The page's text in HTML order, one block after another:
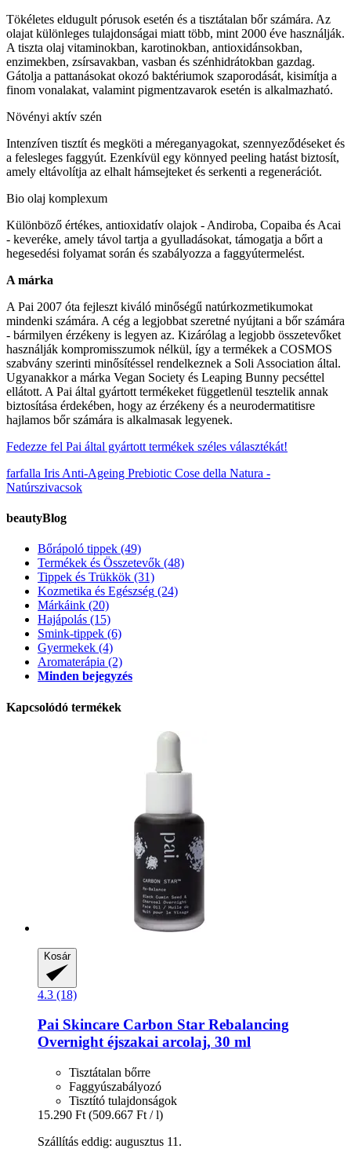
Tökéletes eldugult pórusok esetén és a tisztátalan bőr számára. Az
olajat különleges tulajdonságai miatt több, mint 2000 éve használják.
A tiszta olaj vitaminokban, karotinokban, antioxidánsokban,
enzimekben, zsírsavakban, vasban és szénhidrátokban gazdag.
Gátolja a pattanásokat okozó baktériumok szaporodását, kisimítja a
finom vonalakat, valamint pigmentzavarok esetén is alkalmazható.
Növényi aktív szén
Intenzíven tisztít és megköti a méreganyagokat, szennyeződéseket és
a felesleges faggyút. Ezenkívül egy könnyed peeling hatást biztosít,
amely eltávolítja az elhalt hámsejteket és serkenti a regenerációt.
Bio olaj komplexum
Különböző értékes, antioxidatív olajok - Andiroba, Copaiba és Acai
- keveréke, amely távol tartja a gyulladásokat, támogatja a bőrt a
hegesedési folyamat során és szabályozza a faggyútermelést.
A márka
A Pai 2007 óta fejleszt kiváló minőségű natúrkozmetikumokat
mindenki számára. A cég a legjobbat szeretné nyújtani a bőr számára
- bármilyen érzékeny is legyen az. Kizárólag a legjobb összetevőket
használják kompromisszumok nélkül, így a termékek a COSMOS
szabvány szerinti minősítéssel rendelkeznek a Soli Association által.
Ugyanakkor a márka Vegan Society és Leaping Bunny pecséttel
ellátott. A Pai által gyártott termékeket függetlenül tesztelik annak
biztosítása érdekében, hogy az érzékeny és a neurodermatitisre
hajlamos bőr számára is alkalmasak legyenek.
Fedezze fel Pai által gyártott termékek széles választékát!
farfalla Iris Anti-Ageing Prebiotic Cose della Natura -
Natúrszivacsok
beautyBlog
Bőrápoló tippek (49)
Termékek és Összetevők (48)
Tippek és Trükkök (31)
Kozmetika és Egészség (24)
Márkáink (20)
Hajápolás (15)
Smink-tippek (6)
Gyermekek (4)
Aromaterápia (2)
Minden bejegyzés
Kapcsolódó termékek
Kosár
4.3 (18)
Pai Skincare Carbon Star Rebalancing
Overnight éjszakai arcolaj, 30 ml
Tisztátalan bőrre
Faggyúszabályozó
Tisztító tulajdonságok
15.290 Ft (509.667 Ft / l)
Szállítás eddig: augusztus 11.